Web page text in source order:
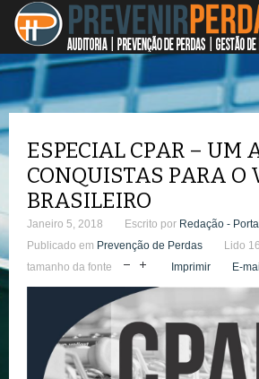
ESPECIAL CPAR – UM
CONQUISTAS PARA O
BRASILEIRO
Janeiro 5, 2018 Escrito por Redação -
Publicado em Prevenção de Perdas
Lido
tamanho da fonte
Imprimir E-mail